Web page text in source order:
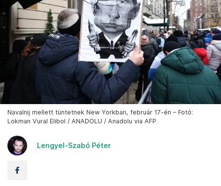
Navalnij mellett tüntetnek New Yorkban, február 17-én – Fotó:
Lokman Vural Elibol / ANADOLU / Anadolu via AFP
Lengyel-Szabó Péter